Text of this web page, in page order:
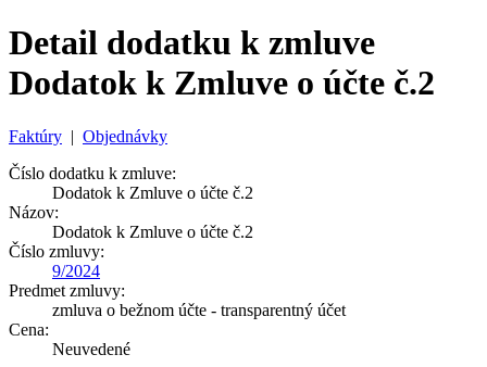
Detail dodatku k zmluve
Dodatok k Zmluve o účte č.2
Faktúry | Objednávky
Číslo dodatku k zmluve:
Dodatok k Zmluve o účte č.2
Názov:
Dodatok k Zmluve o účte č.2
Číslo zmluvy:
9/2024
Predmet zmluvy:
zmluva o bežnom účte - transparentný účet
Cena:
Neuvedené